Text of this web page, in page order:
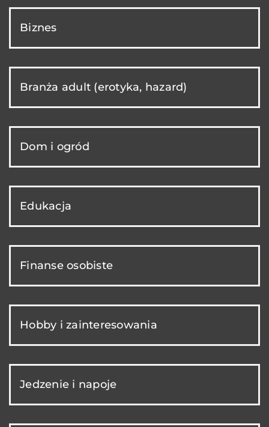
Biznes
Branża adult (erotyka, hazard)
Dom i ogród
Edukacja
Finanse osobiste
Hobby i zainteresowania
Jedzenie i napoje